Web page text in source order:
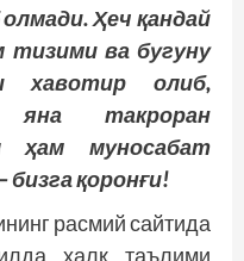
Ҳеч қандай
тизими ва бугуну
хавотир олиб,
яна такроран
ҳам муносабат
қоронғи!
расмий сайтида
халқ таълими